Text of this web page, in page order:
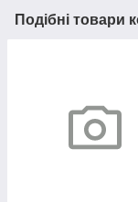
Подібні товари